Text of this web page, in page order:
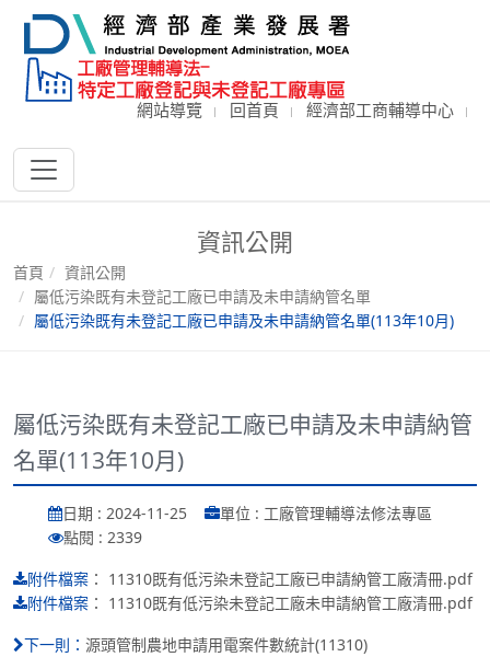
網站導覽 回首頁 經濟部工商輔導中心
資訊公開
首頁
資訊公開
屬低污染既有未登記工廠已申請及未申請納管名單
屬低污染既有未登記工廠已申請及未申請納管名單(113年10月)
屬低污染既有未登記工廠已申請及未申請納管
名單(113年10月)
日期 : 2024-11-25
單位 : 工廠管理輔導法修法專區
點閱 : 2339
附件檔案 ： 11310既有低污染未登記工廠已申請納管工廠清冊.pdf
附件檔案 ： 11310既有低污染未登記工廠未申請納管工廠清冊.pdf
下一則： 源頭管制農地申請用電案件數統計(11310)